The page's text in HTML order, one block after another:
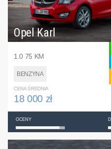
Opel Karl
1.0 75 KM
BENZYNA
CENA ŚREDNIA
18 000 zł
OCENY